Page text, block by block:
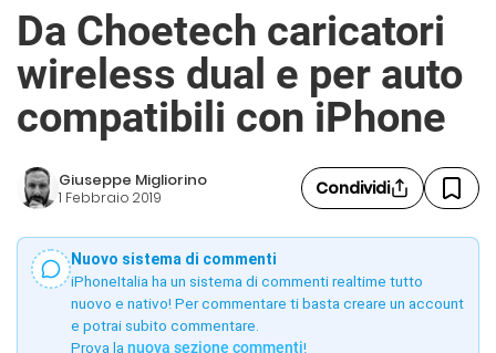
Da Choetech caricatori
wireless dual e per auto
compatibili con iPhone
Giuseppe Migliorino
1 Febbraio 2019 Condividi
Nuovo sistema di commenti
iPhoneItalia ha un sistema di commenti realtime tutto
nuovo e nativo! Per commentare ti basta creare un account
e potrai subito commentare.
Prova la nuova sezione commenti!